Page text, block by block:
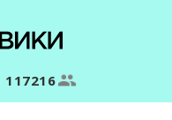
117216